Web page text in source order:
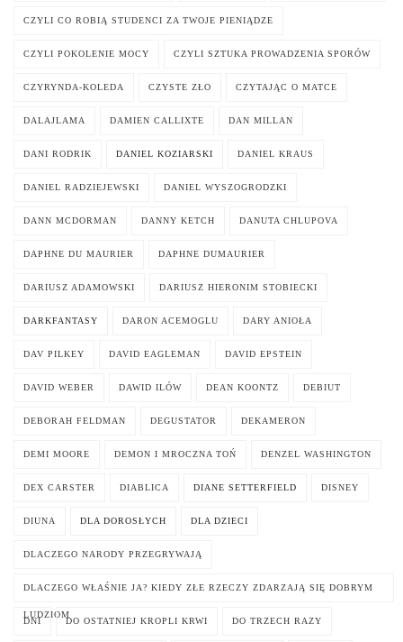
CZYLI CO ROBIĄ STUDENCI ZA TWOJE PIENIĄDZE
CZYLI POKOLENIE MOCY CZYLI SZTUKA PROWADZENIA SPORÓW
CZYRYNDA-KOLEDA CZYSTE ZŁO CZYTAJĄC O MATCE
DALAJLAMA DAMIEN CALLIXTE DAN MILLAN
DANI RODRIK DANIEL KOZIARSKI DANIEL KRAUS
DANIEL RADZIEJEWSKI DANIEL WYSZOGRODZKI
DANN MCDORMAN DANNY KETCH DANUTA CHLUPOVA
DAPHNE DU MAURIER DAPHNE DUMAURIER
DARIUSZ ADAMOWSKI DARIUSZ HIERONIM STOBIECKI
DARKFANTASY DARON ACEMOGLU DARY ANIOŁA
DAV PILKEY DAVID EAGLEMAN DAVID EPSTEIN
DAVID WEBER DAWID ILÓW DEAN KOONTZ DEBIUT
DEBORAH FELDMAN DEGUSTATOR DEKAMERON
DEMI MOORE DEMON I MROCZNA TOŃ DENZEL WASHINGTON
DEX CARSTER DIABLICA DIANE SETTERFIELD DISNEY
DIUNA DLA DOROSŁYCH DLA DZIECI
DLACZEGO NARODY PRZEGRYWAJĄ
DLACZEGO WŁAŚNIE JA? KIEDY ZŁE RZECZY ZDARZAJĄ SIĘ DOBRYM
LUDZIOM
DNI DO OSTATNIEJ KROPLI KRWI DO TRZECH RAZY